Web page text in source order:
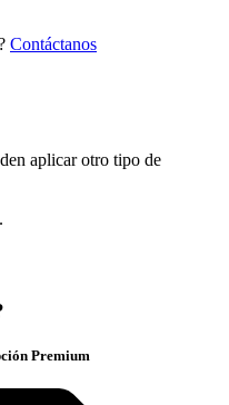
Contáctanos
aplicar otro tipo de
Premium